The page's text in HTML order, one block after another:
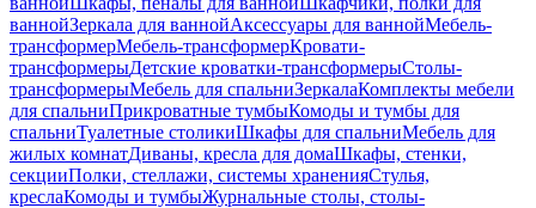
ваннойЗеркала для ваннойАксессуары для ваннойМебель-
трансформерМебель-трансформерКровати-
трансформерыДетские кроватки-трансформерыСтолы-
трансформерыМебель для спальниЗеркалаКомплекты мебели
для спальниПрикроватные тумбыКомоды и тумбы для
спальниТуалетные столикиШкафы для спальниМебель для
жилых комнатДиваны, кресла для домаШкафы, стенки,
секцииПолки, стеллажи, системы храненияСтулья,
креслаКомоды и тумбыЖурнальные столы, столы-